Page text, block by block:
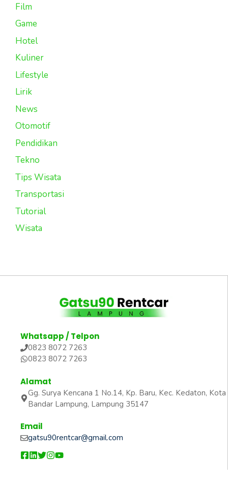
Film
Game
Hotel
Kuliner
Lifestyle
Lirik
News
Otomotif
Pendidikan
Tekno
Tips Wisata
Transportasi
Tutorial
Wisata
Whatsapp / Telpon
0823 8072 7263
0823 8072 7263
Alamat
Gg. Surya Kencana 1 No.14, Kp. Baru, Kec. Kedaton, Kota
Bandar Lampung, Lampung 35147
Email
gatsu90rentcar@gmail.com